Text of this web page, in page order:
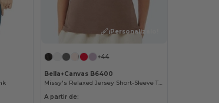
¡Personalízalo!
+44
Bella+Canvas B6400
Missy's Relaxed Jersey Short-Sleeve T-Shirt
A partir de: